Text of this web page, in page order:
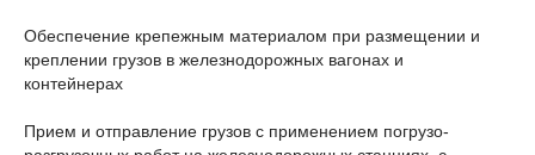
Обеспечение крепежным материалом при размещении и
креплении грузов в железнодорожных вагонах и
контейнерах
Прием и отправление грузов с применением погрузо-